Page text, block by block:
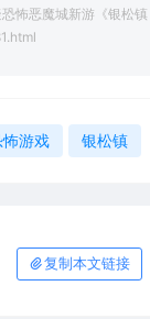
恐怖恶魔城新游《银松
怖游戏 银松镇
复制本文链接